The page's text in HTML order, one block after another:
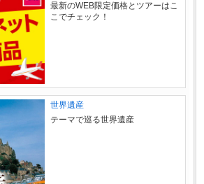
最新のWEB限定価格とツアーはこ
こでチェック！
世界遺産
テーマで巡る世界遺産